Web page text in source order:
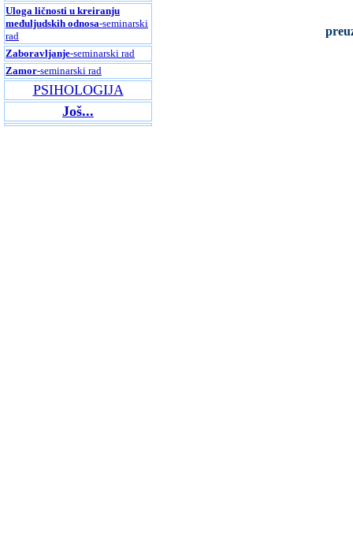
Uloga ličnosti u kreiranju
međuljudskih odnosa-seminarski
rad
Zaboravljanje-seminarski rad
Zamor-seminarski rad
PSIHOLOGIJA
Još...